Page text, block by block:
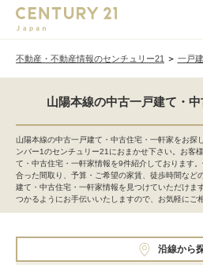
不動産・不動産情報のセンチュリー21 一戸
山陽本線の中古一戸建て・
山陽本線の中古一戸建て・中古住宅・一軒家をお探
ンバー1のセンチュリー21におまかせ下さい。お客
て・中古住宅・一軒家情報を9件紹介しております
合った間取り、予算・ご希望の家賃、徒歩時間など
建て・中古住宅・一軒家情報を見つけていただけま
つかるようにお手伝いいたしますので、お気軽にご
沿線から